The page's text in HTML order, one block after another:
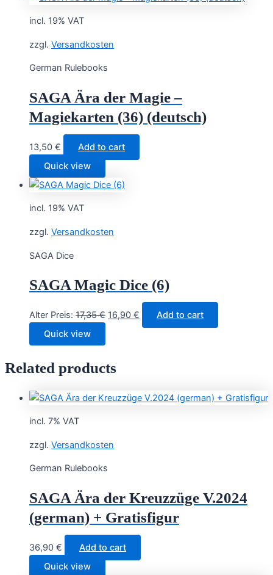
incl. 19% VAT
zzgl. Versandkosten
German Rulebooks
SAGA Ära der Magie –
Magiekarten (36) (deutsch)
13,50 €
Add to cart
Quick view
incl. 19% VAT
zzgl. Versandkosten
SAGA Dice
SAGA Magic Dice (6)
Alter Preis: 17,35€ Original
16,90 € Current
price
Add to cart
Quick view
Related products
incl. 7% VAT
zzgl. Versandkosten
German Rulebooks
SAGA Ära der Kreuzzüge V.2024
(german) + Gratisfigur
36,90 €
Add to cart
Quick view